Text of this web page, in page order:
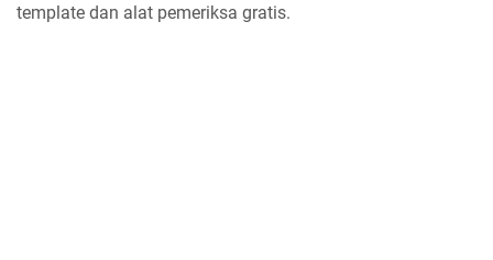
template dan alat pemeriksa gratis.